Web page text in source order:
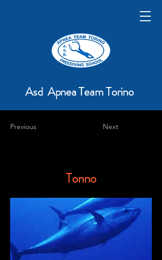
Asd Apnea Team Torino
Previous Next
Tonno